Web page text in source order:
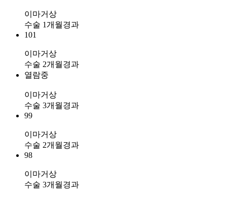
이마거상
수술 1개월경과
101
이마거상
수술 2개월경과
열람중
이마거상
수술 3개월경과
99
이마거상
수술 2개월경과
98
이마거상
수술 3개월경과